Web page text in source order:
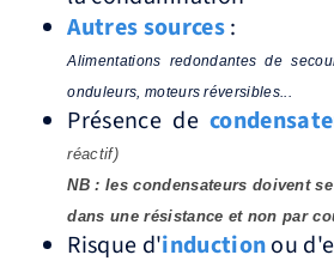
Autres sources:
Alimentations redondantes de
onduleurs, moteurs réversibles...
Présence de
réactif)
NB : les condensateurs doivent
dans une résistance et non par
Risque d'inductionou